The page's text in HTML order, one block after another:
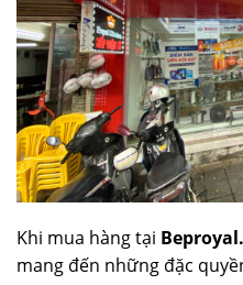
Khi mua hàng tại
mang đến những đặc